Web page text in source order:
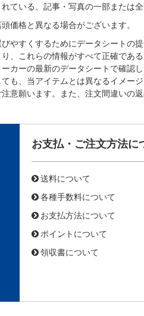
ている、記事・写真の一部または
価格と異なる場合がございます。
やすくするためにデータシートの
、これらの情報がすべて正確であ
カーの最新のデータシートで確認
も、当アイテムとは異なるイメー
意願います。また、注文間違いの
お支払・ご注文方法に
送料について
各種手数料について
お支払方法について
ポイントについて
領収書について